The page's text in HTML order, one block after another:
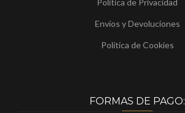
Política de Privacidad
Envíos y Devoluciones
Política de Cookies
FORMAS DE PAGO: